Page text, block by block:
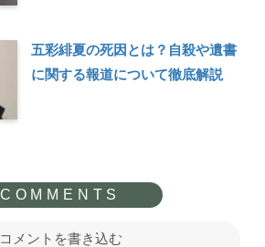
五彩緋夏の死因とは？自殺や遺書
に関する報道について徹底解説
コメントを書き込む